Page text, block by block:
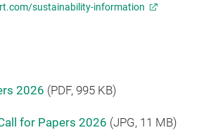
sustainability-information
2026 (PDF, 995 KB)
for Papers 2026 (JPG, 11 MB)